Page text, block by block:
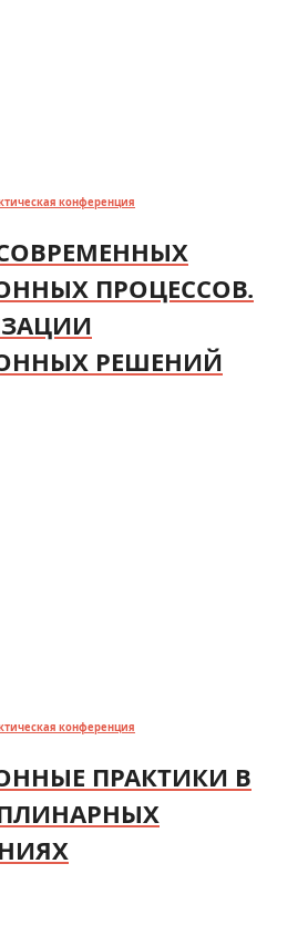
конференция
ПРОЦЕССОВ.
РЕШЕНИЙ
конференция
ПРАКТИКИ В